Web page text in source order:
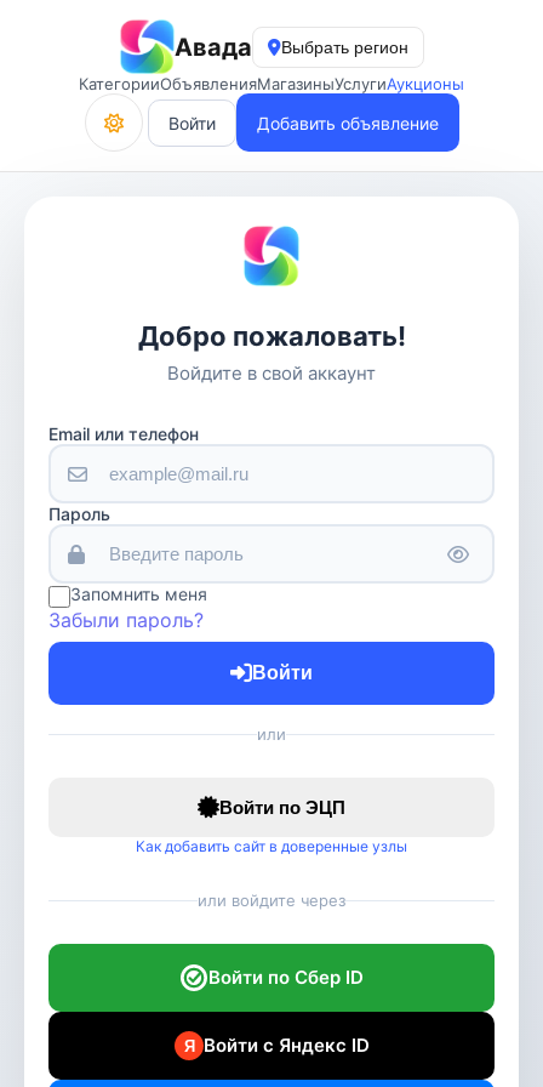
Авада
Выбрать регион
КатегорииОбъявленияМагазиныУслугиАукционы
Войти Добавить объявление
Добро пожаловать!
Войдите в свой аккаунт
Email или телефон
Пароль
Запомнить меня
Забыли пароль?
Войти
или
Войти по ЭЦП
Как добавить сайт в доверенные узлы
или войдите через
Войти по Сбер ID
Войти с Яндекс ID